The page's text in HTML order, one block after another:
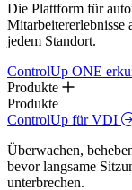
Die Plattform für
Mitarbeitererlebnisse
jedem Standort.
ControlUp ONE
Produkte
Produkte
ControlUp für VDI
Überwachen,
bevor langsame
unterbrechen.